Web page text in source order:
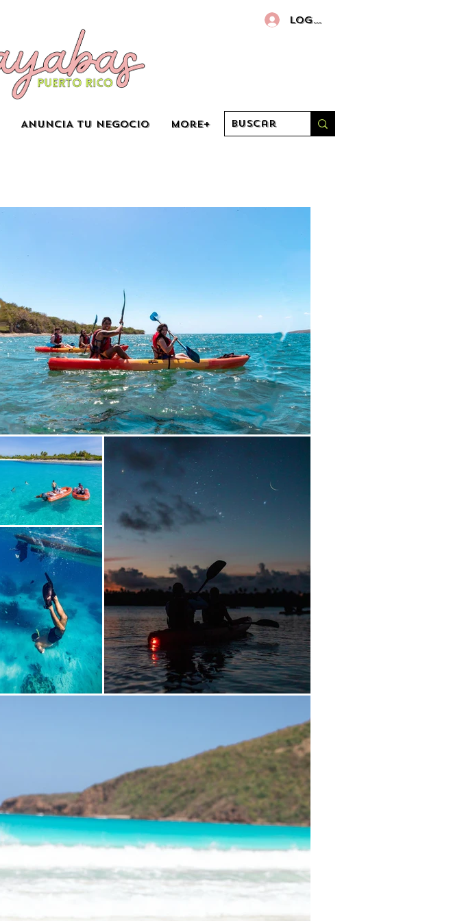
ANUNCIA TU NEGOCIO More+
Log in